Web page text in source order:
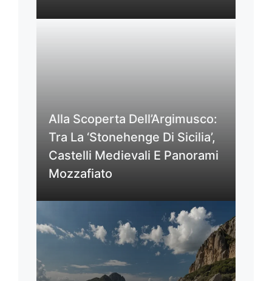
Alla Scoperta Dell’Argimusco:
Tra La ‘Stonehenge Di Sicilia’,
Castelli Medievali E Panorami
Mozzafiato